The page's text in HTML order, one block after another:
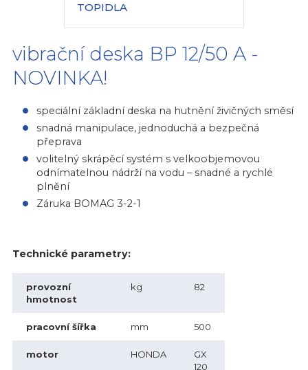
TOPIDLA
vibrační deska BP 12/50 A -
NOVINKA!
speciální základní deska na hutnění živičných směsí
snadná manipulace, jednoduchá a bezpečná
přeprava
volitelný skrápěcí systém s velkoobjemovou
odnímatelnou nádrží na vodu – snadné a rychlé
plnění
Záruka BOMAG 3-2-1
Technické parametry:
provozní
hmotnost
kg 82
pracovní šířka mm 500
motor HONDA
GX
120